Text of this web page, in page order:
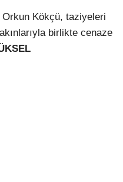
Kökçü, taziyeleri
birlikte cenaze